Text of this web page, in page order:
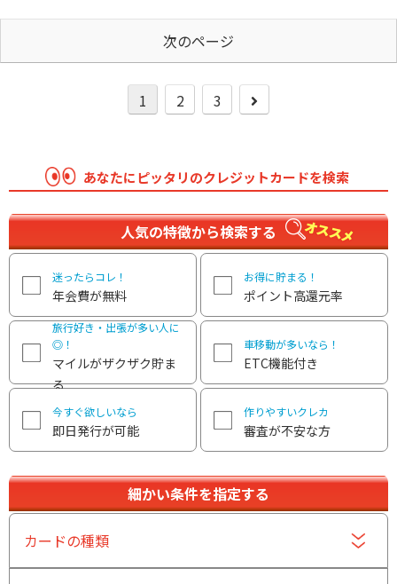
次のページ
1 2 3
あなたにピッタリのクレジットカードを検索
人気の特徴から検索する
迷ったらコレ！
年会費が無料
お得に貯まる！
ポイント高還元率
旅行好き・出張が多い人に
◎！
マイルがザクザク貯ま
る
車移動が多いなら！
ETC機能付き
今すぐ欲しいなら
即日発行が可能
作りやすいクレカ
審査が不安な方
細かい条件を指定する
カードの種類